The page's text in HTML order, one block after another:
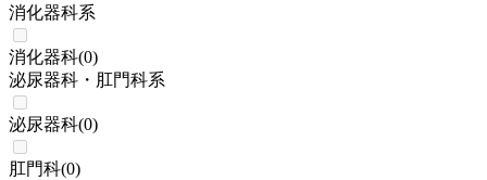
消化器科系
消化器科(0)
泌尿器科・肛門科系
泌尿器科(0)
肛門科(0)